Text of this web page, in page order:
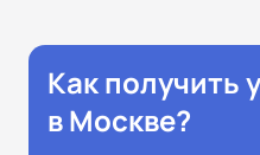
Как получить
в Москве?